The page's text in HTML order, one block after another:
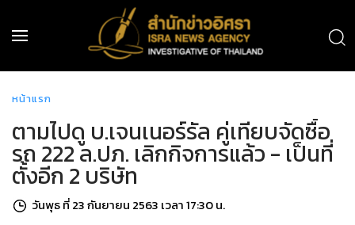
หน้าแรก
ตามไปดู บ.เจนเนอร์รัล คู่เทียบจัดซื้อ
รถ 222 ล.ปภ. เลิกกิจการแล้ว - เป็นที่
ตั้งอีก 2 บริษัท
วันพุธ ที่ 23 กันยายน 2563 เวลา 17:30 น.